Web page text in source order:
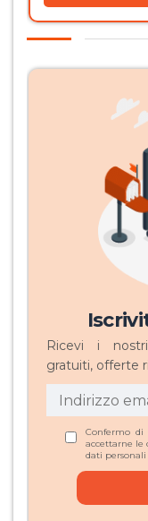
Ricevi i
gratuiti, offerte
Confermo
accettarne le
dati personali